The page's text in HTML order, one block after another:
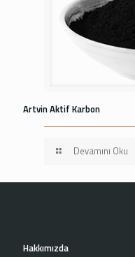
Artvin Aktif Karbon
Devamını Oku
Hakkımızda